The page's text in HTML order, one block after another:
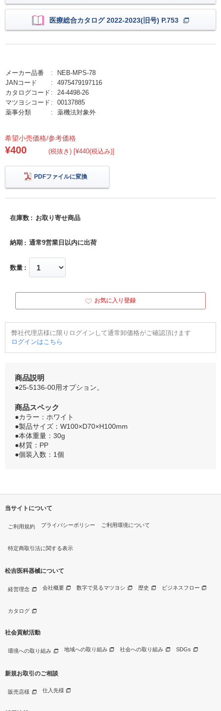
医療総合カタログ 2022-2023(旧号) P.753
メーカー品番
NEB-MPS-78
JANコード
4975479197116
カタログコード
24-4498-26
マツヨシコード
00137885
薬事分類
薬機法対象外
希望小売価格/参考価格
¥400 (税抜き) [¥440(税込み)]
PDFファイルに変換
在庫数 お取り寄せ商品
納期 通常9営業日以内に出荷
数量
お気に入り登録
弊社代理店様に限りログインして通常卸価格がご確認頂けます
ログインはこちら
商品説明
●25-5136-00用オプション。
商品スペック
●カラー：ホワイト
●製品サイズ：W100×D70×H100mm
●本体重量：30g
●材質：PP
●個装入数：1個
当サイトについて
ご利用規約 プライバシーポリシー ご利用環境について
特定商取引法に関する表示
松吉医科器械について
経営理念 会社概要 数字で見るマツヨシ 歴史 ビジネスフロー
カタログ
社会貢献活動
環境への取り組み 地域への取り組み 社会への取り組み SDGs
新規お取引のご相談
販売店様 仕入先様